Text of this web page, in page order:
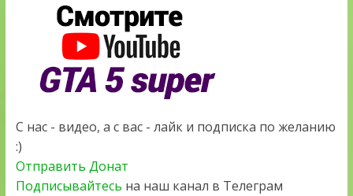
С нас - видео, а с вас - лайк и подписка по желанию
:)
Отправить Донат
Подписывайтесь на наш канал в Телеграм